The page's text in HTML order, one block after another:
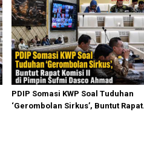
PDIP Somasi KWP Soal Tuduhan
‘Gerombolan Sirkus’, Buntut Rapat